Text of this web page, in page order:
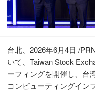
台北、2026年6月4日 /
いて、Taiwan Stock
ーフィングを開催し、台
コンピューティングイン